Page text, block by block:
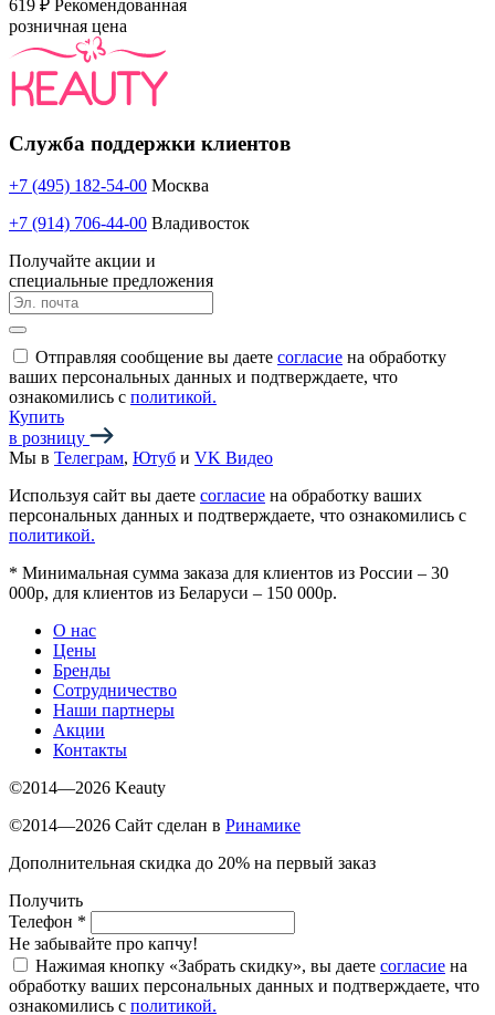
619 ₽ Рекомендованная
розничная цена
Служба поддержки клиентов
+7 (495) 182-54-00 Москва
+7 (914) 706-44-00 Владивосток
Получайте акции и
специальные предложения
Отправляя сообщение вы даете согласие на обработку
ваших персональных данных и подтверждаете, что
ознакомились с политикой.
Купить
в розницу
Мы в Телеграм, Ютуб и VK Видео
Используя сайт вы даете согласие на обработку ваших
персональных данных и подтверждаете, что ознакомились с
политикой.
* Минимальная сумма заказа для клиентов из России – 30
000р, для клиентов из Беларуси – 150 000р.
О нас
Цены
Бренды
Сотрудничество
Наши партнеры
Акции
Контакты
©2014—2026 Keauty
©2014—2026 Сайт сделан в Ринамике
Дополнительная скидка до 20% на первый заказ
Получить
Телефон *
Не забывайте про капчу!
Нажимая кнопку «Забрать скидку», вы даете согласие на
обработку ваших персональных данных и подтверждаете, что
ознакомились с политикой.